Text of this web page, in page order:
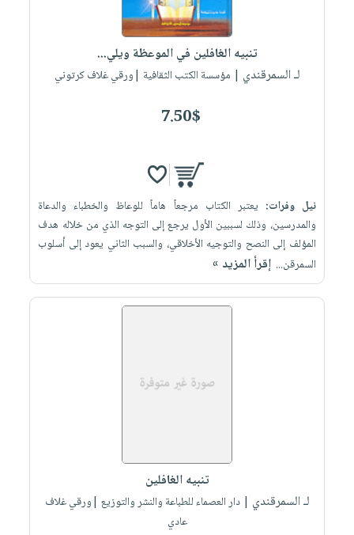
تنبيه الغافلين في الموعظة ويلي...
لـ السمرقندي | مؤسسة الكتب الثقافية |ورقي غلاف كرتوني
7.50$
نيل وفرات: يعتبر الكتاب مرجعاً هاماً للوعاظ والخطباء والدعاة
والمدرسين، وذلك لسببين الأول يرجع إلى التوجه الذي من خلاله هدف
المؤلف إلى النصح والتوجيه الأخلاقي، والسبب الثاني يعود إلى أسلوب
السمرقن... إقرأ المزيد »
تنبيه الغافلين
لـ السمرقندي | دار العصماء للطباعة والنشر والتوزيع |ورقي غلاف
عادي